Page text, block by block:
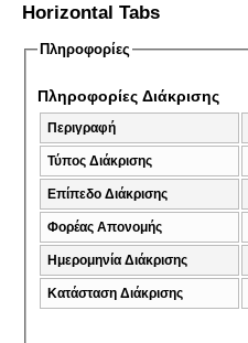
Horizontal Tabs
Πληροφορίες
Πληροφορίες Διάκρισης
Περιγραφή
Τύπος Διάκρισης
Επίπεδο Διάκρισης
Φορέας Απονομής
Ημερομηνία Διάκρισης
Κατάσταση Διάκρισης